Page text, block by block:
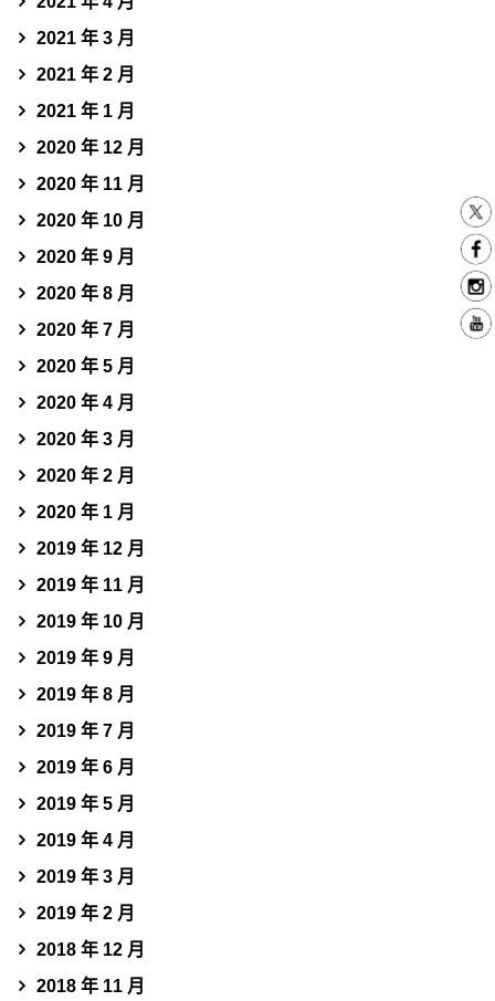
2021 年 3 月
2021 年 2 月
2021 年 1 月
2020 年 12 月
2020 年 11 月
2020 年 10 月
2020 年 9 月
2020 年 8 月
2020 年 7 月
2020 年 5 月
2020 年 4 月
2020 年 3 月
2020 年 2 月
2020 年 1 月
2019 年 12 月
2019 年 11 月
2019 年 10 月
2019 年 9 月
2019 年 8 月
2019 年 7 月
2019 年 6 月
2019 年 5 月
2019 年 4 月
2019 年 3 月
2019 年 2 月
2018 年 12 月
2018 年 11 月